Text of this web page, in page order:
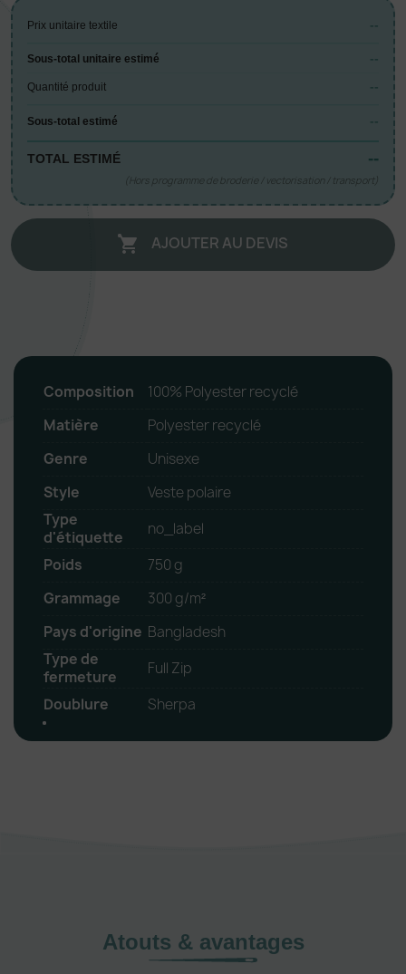
Prix unitaire textile --
Sous-total unitaire estimé --
Quantité produit --
Sous-total estimé --
TOTAL ESTIMÉ --
(Hors programme de broderie / vectorisation / transport)
 AJOUTER AU DEVIS
Composition
100% Polyester recyclé
Matière
Polyester recyclé
Genre
Unisexe
Style
Veste polaire
Type
d'étiquette
no_label
Poids
750 g
Grammage
300 g/m²
Pays d'origine Bangladesh
Type de
fermeture
Full Zip
Doublure
Sherpa
Atouts & avantages